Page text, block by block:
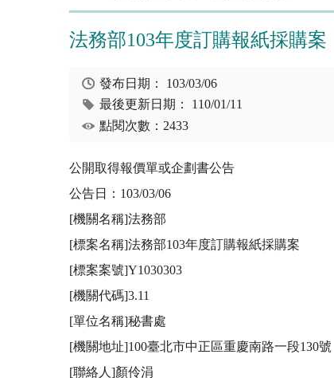
法務部103年度訂購報紙採購案
發布日期： 103/03/06
最後更新日期： 110/01/11
點閱次數：2433
公開取得報價單或企劃書公告
公告日：103/03/06
[機關名稱]法務部
[標案名稱]法務部103年度訂購報紙採購案
[標案案號]Y1030303
[機關代碼]3.11
[單位名稱]秘書處
[機關地址]100臺北市中正區重慶南路一段130號
[聯絡人]顏伶涓